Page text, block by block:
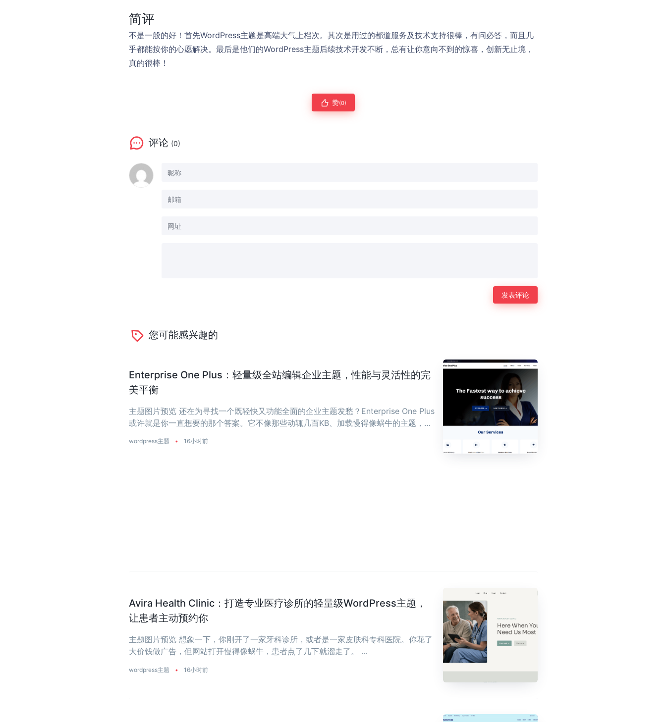
简评
不是一般的好！首先WordPress主题是高端大气上档次。其次是用过的都道服务及技术支持很棒，有问必答，而且几
乎都能按你的心愿解决。最后是他们的WordPress主题后续技术开发不断，总有让你意向不到的惊喜，创新无止境，
真的很棒！
赞(0)
评论 (0)
您可能感兴趣的
Enterprise One Plus：轻量级全站编辑企业主题，性能与灵活性的完
美平衡
主题图片预览 还在为寻找一个既轻快又功能全面的企业主题发愁？Enterprise One Plus
或许就是你一直想要的那个答案。它不像那些动辄几百KB、加载慢得像蜗牛的主题，而
wordpress主题 • 16小时前
Avira Health Clinic：打造专业医疗诊所的轻量级WordPress主题，
让患者主动预约你
主题图片预览 想象一下，你刚开了一家牙科诊所，或者是一家皮肤科专科医院。你花了
大价钱做广告，但网站打开慢得像蜗牛，患者点了几下就溜走了。 ...
wordpress主题 • 16小时前